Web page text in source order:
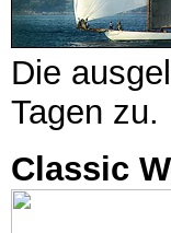
Die
Tagen zu.
Classic